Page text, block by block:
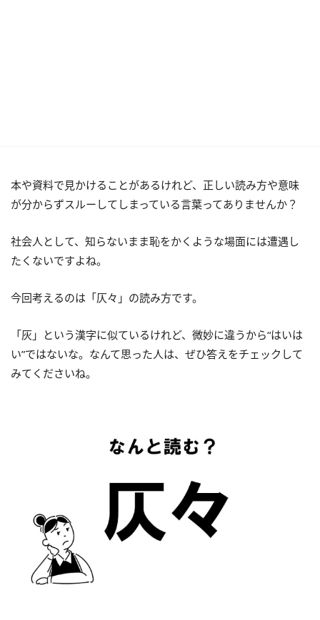
本や資料で見かけることがあるけれど、正しい読み方や意味
が分からずスルーしてしまっている言葉ってありませんか？
社会人として、知らないまま恥をかくような場面には遭遇し
たくないですよね。
今回考えるのは「仄々」の読み方です。
「灰」という漢字に似ているけれど、微妙に違うから“はいは
い”ではないな。なんて思った人は、ぜひ答えをチェックして
みてくださいね。